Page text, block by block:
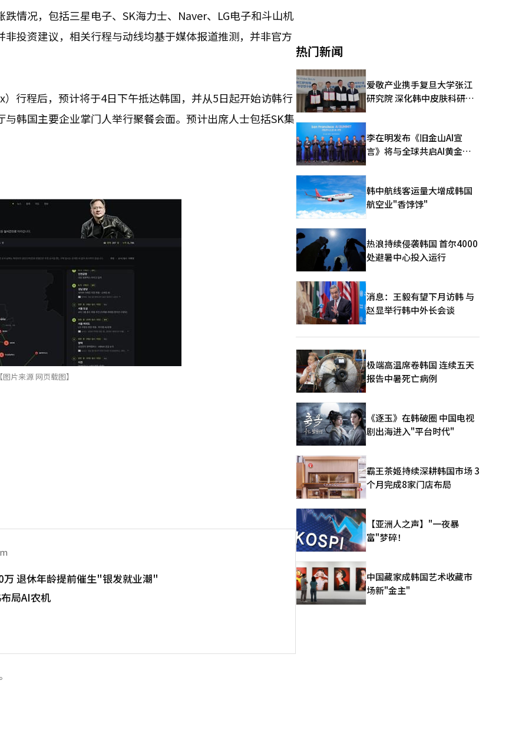
情况，包括三星电子、SK海力士、Naver、LG电子和斗山机
投资建议，相关行程与动线均基于媒体报道推测，并非官方
行程后，预计将于4日下午抵达韩国，并从5日起开始访韩行
韩国主要企业掌门人举行聚餐会面。预计出席人士包括SK集
【图片来源 网页载图】
退休年龄提前催生"银发就业潮"
局AI农机
热门新闻
爱敬产业携手复旦大学张江
研究院 深化韩中皮肤科研合
李在明发布《旧金山AI宣
言》将与全球共启AI黄金时
韩中航线客运量大增成韩国
航空业"香饽饽"
热浪持续侵袭韩国 首尔4000
处避暑中心投入运行
消息：王毅有望下月访韩 与
赵显举行韩中外长会谈
极端高温席卷韩国 连续五天
报告中暑死亡病例
《逐玉》在韩破圈 中国电视
剧出海进入"平台时代"
霸王茶姬持续深耕韩国市场 3
个月完成8家门店布局
【亚洲人之声】"一夜暴
富"梦碎！
中国藏家成韩国艺术收藏市
场新"金主"